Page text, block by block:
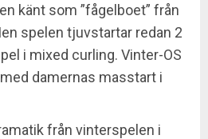
känt som ”fågelboet” från
spelen tjuvstartar redan 2
i mixed curling. Vinter-OS
damernas masstart i
från vinterspelen i